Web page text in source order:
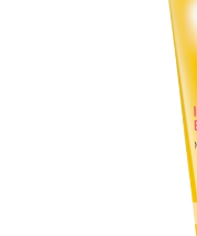
Leksaker, Barn &